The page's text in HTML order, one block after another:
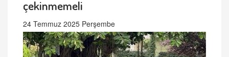
çekinmemeli
24 Temmuz 2025 Perşembe